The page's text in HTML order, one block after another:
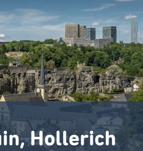
Hollerich